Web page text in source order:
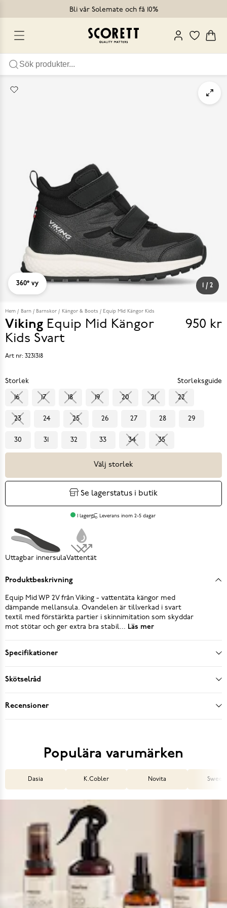
Bli vår Solemate och få 10%
/ 2
360° vy
Hem Barn Barnskor Kängor & Boots Equip Mid Kängor Kids
Viking Equip Mid Kängor
Kids Svart
Pris
950 kr
Art nr: 3231318
Storlek Storleksguide
16 17 18 19 20 21 22
23 24 25 26 27 28 29
30 31 32 33 34 35
Välj storlek
Se lagerstatus i butik
I lager Leverans inom 2-5 dagar
Uttagbar innersulaVattentät
Produktbeskrivning
Equip Mid WP 2V från Viking - vattentäta kängor med
dämpande mellansula. Ovandelen är tillverkad i svart
textil med förstärkta partier i skinnimitation som skyddar
mot stötar och ger extra bra stabil... Läs mer
Specifikationer
Skötselråd
Recensioner
Populära varumärken
Dasia K.Cobler Novita